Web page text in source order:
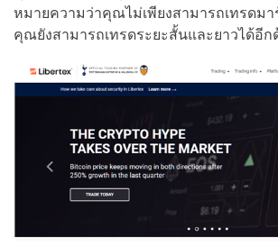
หมายความว่าคุณไม่เพียงสามารถเทรดมา
คุณยังสามารถเทรดระยะสั้นและยาวได้อีก